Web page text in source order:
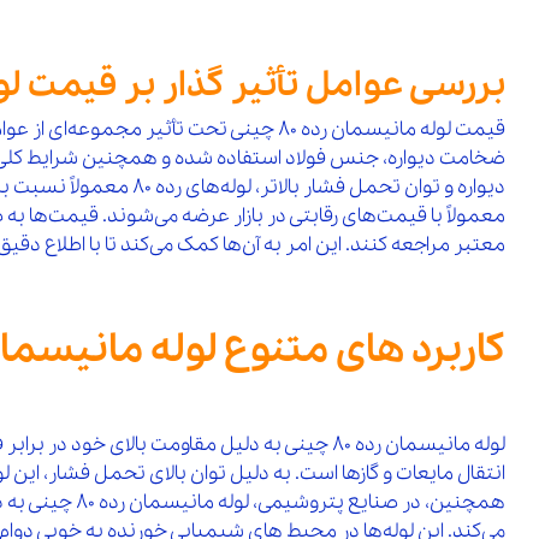
بررسی عوامل تأثیر گذار بر قیمت لوله
قیمت لوله مانیسمان رده 80 چینی تحت
ضخامت دیواره، جنس فولاد استفاده شده و همچنین شرایط کلی
دیواره و توان تحمل
معمولاً با قیمت‌های رقابتی در بازار عرضه می‌شوند. قیمت‌ها
معتبر مراجعه کنند. این امر به آن‌ها کمک می‌کند تا با اطلاع
کاربرد های متنوع لوله مانیسمان رده 80 چینی در
لوله مانیسمان رده 80 چینی به دلیل مقاومت
انتقال مایعات و گازها است. به دلیل توان بالای تحمل فشار،
همچنین، در
می‌کند. این لوله‌ها در محیط‌ های شیمیایی خورنده به‌ خوبی دوام